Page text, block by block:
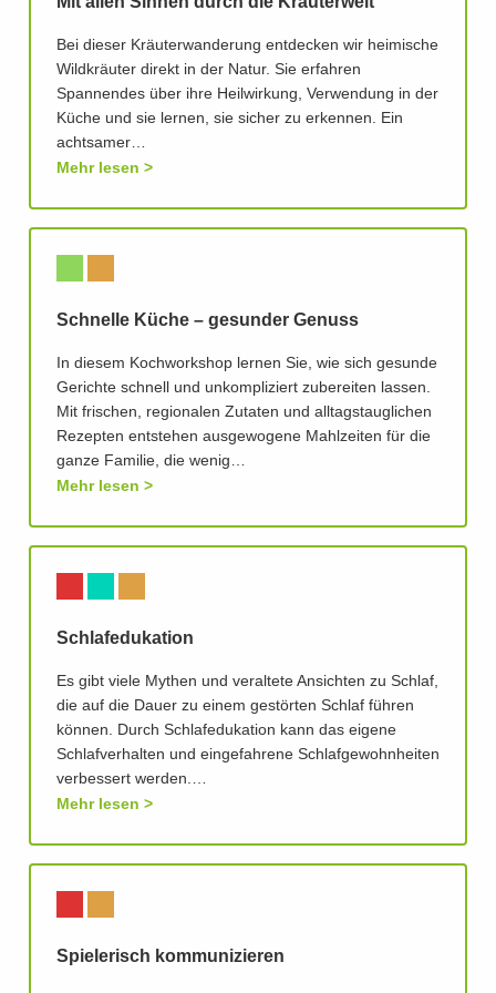
Bei dieser Kräuterwanderung entdecken wir heimische
Wildkräuter direkt in der Natur. Sie erfahren
Spannendes über ihre Heilwirkung, Verwendung in der
Küche und sie lernen, sie sicher zu erkennen. Ein
achtsamer…
Mehr lesen
Schnelle Küche – gesunder Genuss
In diesem Kochworkshop lernen Sie, wie sich gesunde
Gerichte schnell und unkompliziert zubereiten lassen.
Mit frischen, regionalen Zutaten und alltagstauglichen
Rezepten entstehen ausgewogene Mahlzeiten für die
ganze Familie, die wenig…
Mehr lesen
Schlafedukation
Es gibt viele Mythen und veraltete Ansichten zu Schlaf,
die auf die Dauer zu einem gestörten Schlaf führen
können. Durch Schlafedukation kann das eigene
Schlafverhalten und eingefahrene Schlafgewohnheiten
verbessert werden.…
Mehr lesen
Spielerisch kommunizieren